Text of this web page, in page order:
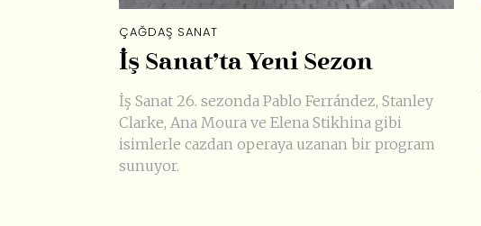
ÇAĞDAŞ SANAT
İş Sanat’ta Yeni Sezon
İş Sanat 26. sezonda Pablo Ferrández, Stanley
Clarke, Ana Moura ve Elena Stikhina gibi
isimlerle cazdan operaya uzanan bir program
sunuyor.